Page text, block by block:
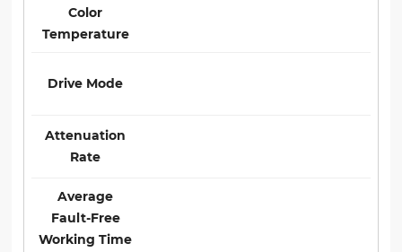
Color
Temperature
Drive Mode
Attenuation
Rate
Average
Fault-Free
Working Time